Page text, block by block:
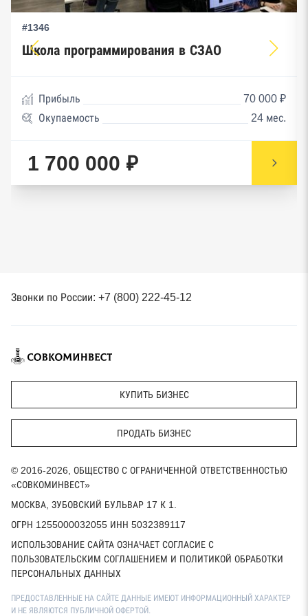
#1346
Школа программирования в СЗАО
Прибыль
70 000 ₽
Окупаемость
24 мес.
1 700 000 ₽
Звонки по России: +7 (800) 222-45-12
КУПИТЬ БИЗНЕС
ПРОДАТЬ БИЗНЕС
© 2016-2026, ОБЩЕСТВО С ОГРАНИЧЕННОЙ ОТВЕТСТВЕННОСТЬЮ
«СОВКОМИНВЕСТ»
МОСКВА, ЗУБОВСКИЙ БУЛЬВАР 17 К 1.
ОГРН 1255000032055 ИНН 5032389117
ИСПОЛЬЗОВАНИЕ САЙТА ОЗНАЧАЕТ СОГЛАСИЕ С
ПОЛЬЗОВАТЕЛЬСКИМ СОГЛАШЕНИЕМ И ПОЛИТИКОЙ ОБРАБОТКИ
ПЕРСОНАЛЬНЫХ ДАННЫХ
ПРЕДОСТАВЛЕННЫЕ НА САЙТЕ ДАННЫЕ ИМЕЮТ ИНФОРМАЦИОННЫЙ ХАРАКТЕР
И НЕ ЯВЛЯЮТСЯ ПУБЛИЧНОЙ ОФЕРТОЙ.